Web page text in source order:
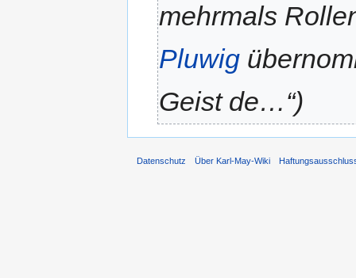
mehrmals
Pluwig
Geist de…“
Datenschutz Über Karl-May-Wiki